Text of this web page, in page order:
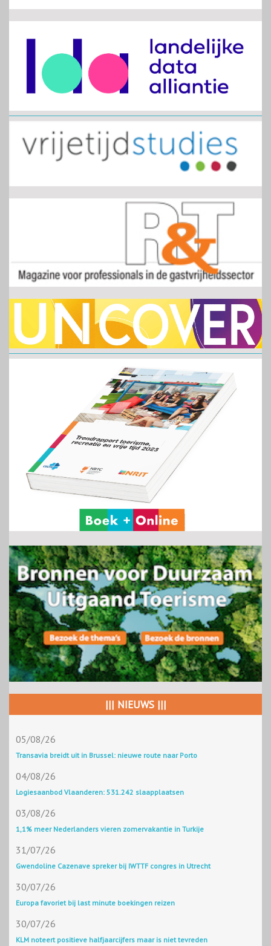
||| NIEUWS |||
05/08/26
Transavia breidt uit in Brussel: nieuwe route naar Porto
04/08/26
Logiesaanbod Vlaanderen: 531.242 slaapplaatsen
03/08/26
1,1% meer Nederlanders vieren zomervakantie in Turkije
31/07/26
Gwendoline Cazenave spreker bij IWTTF congres in Utrecht
30/07/26
Europa favoriet bij last minute boekingen reizen
30/07/26
KLM noteert positieve halfjaarcijfers maar is niet tevreden